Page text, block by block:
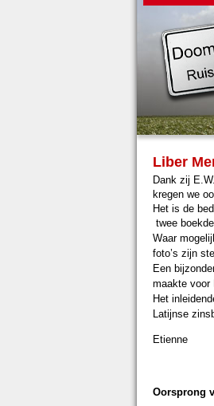
Liber
Dank zij
kregen we
Het is de
twee
Waar
foto’s zijn
Een
maakte voor
Het
Latijnse
Etienne
Oorsprong